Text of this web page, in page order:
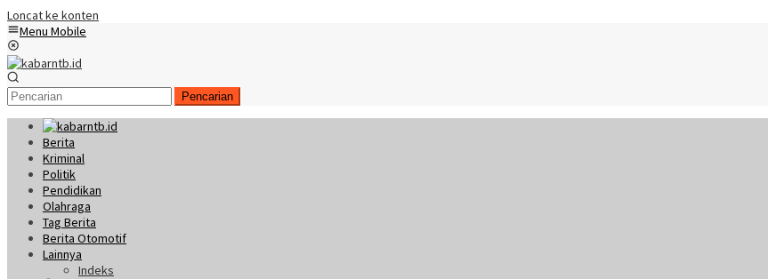
Loncat ke konten
Menu Mobile
Pencarian
Berita
Kriminal
Politik
Pendidikan
Olahraga
Tag Berita
Berita Otomotif
Lainnya
Indeks